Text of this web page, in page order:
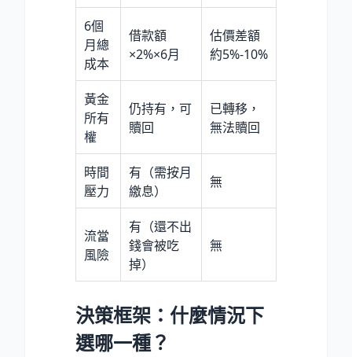
6個
月總
成本
借款額
×2%×6月
估價差額
約5%-10%
黃金
所有
權
仍持有，可
贖回
已轉移，
無法贖回
時間
壓力
有（需按月
繳息）
無
流當
風險
有（還不出
錢會被吃
掉）
無
決策框架：什麼情況下
選哪一種？